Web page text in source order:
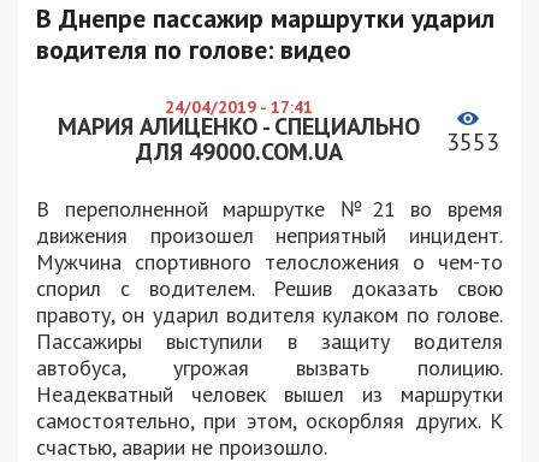
В Днепре пассажир маршрутки ударил
водителя по голове: видео
24/04/2019 - 17:41
МАРИЯ АЛИЦЕНКО - СПЕЦИАЛЬНО
ДЛЯ 49000.COM.UA
3553
В переполненной маршрутке №21 во время
движения произошел неприятный инцидент.
Мужчина спортивного телосложения о чем-то
спорил с водителем. Решив доказать свою
правоту, он ударил водителя кулаком по голове.
Пассажиры выступили в защиту водителя
автобуса, угрожая вызвать полицию.
Неадекватный человек вышел из маршрутки
самостоятельно, при этом, оскорбляя других. К
счастью, аварии не произошло.